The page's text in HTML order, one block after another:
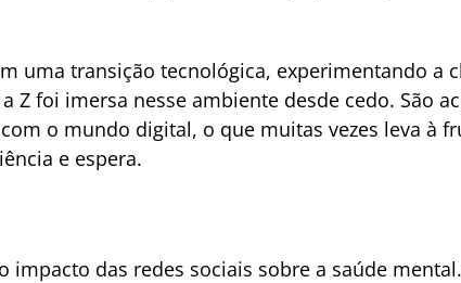
uma transição tecnológica, experimentando a
Z foi imersa nesse ambiente desde cedo. São
o mundo digital, o que muitas vezes leva à
e espera.
das redes sociais sobre a saúde